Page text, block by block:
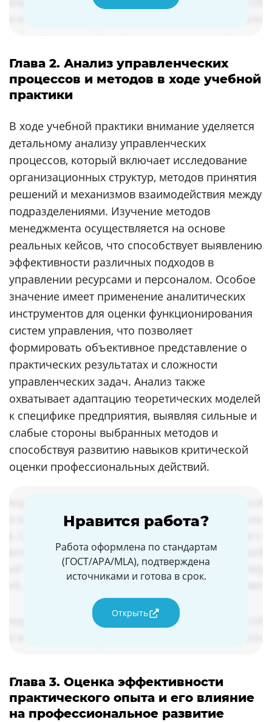
Глава 2. Анализ управленческих
процессов и методов в ходе учебной
практики
В ходе учебной практики внимание уделяется
детальному анализу управленческих
процессов, который включает исследование
организационных структур, методов принятия
решений и механизмов взаимодействия между
подразделениями. Изучение методов
менеджмента осуществляется на основе
реальных кейсов, что способствует выявлению
эффективности различных подходов в
управлении ресурсами и персоналом. Особое
значение имеет применение аналитических
инструментов для оценки функционирования
систем управления, что позволяет
формировать объективное представление о
практических результатах и сложности
управленческих задач. Анализ также
охватывает адаптацию теоретических моделей
к специфике предприятия, выявляя сильные и
слабые стороны выбранных методов и
способствуя развитию навыков критической
оценки профессиональных действий.
Нравится работа?
Работа оформлена по стандартам
(ГОСТ/APA/MLA), подтверждена
источниками и готова в срок.
Открыть
Глава 3. Оценка эффективности
практического опыта и его влияние
на профессиональное развитие